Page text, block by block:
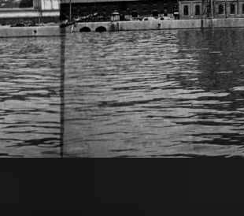
· Budaörs
hegyről, szemben középen a mai Kőhalom utca. A felvétel 1900 előtt készült.
1900 ·
Kisfaludy utca,